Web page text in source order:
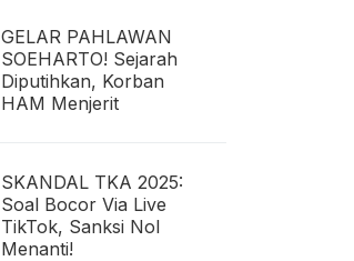
GELAR PAHLAWAN
SOEHARTO! Sejarah
Diputihkan, Korban
HAM Menjerit
SKANDAL TKA 2025:
Soal Bocor Via Live
TikTok, Sanksi Nol
Menanti!